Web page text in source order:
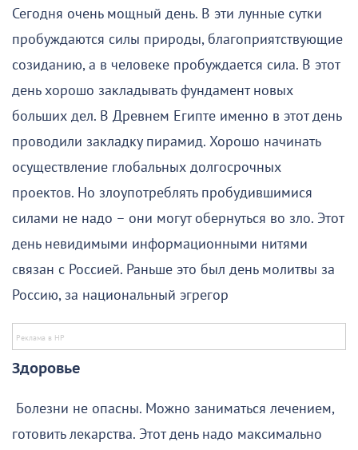
Сегодня очень мощный день. В эти лунные сутки
пробуждаются силы природы, благоприятствующие
созиданию, а в человеке пробуждается сила. В этот
день хорошо закладывать фундамент новых
больших дел. В Древнем Египте именно в этот день
проводили закладку пирамид. Хорошо начинать
осуществление глобальных долгосрочных
проектов. Но злоупотреблять пробудившимися
силами не надо – они могут обернуться во зло. Этот
день невидимыми информационными нитями
связан с Россией. Раньше это был день молитвы за
Россию, за национальный эгрегор
Здоровье
Болезни не опасны. Можно заниматься лечением,
готовить лекарства. Этот день надо максимально